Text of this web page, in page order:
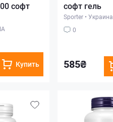
софт
Купить
софт гель
Sporter • Украина
0
585₴